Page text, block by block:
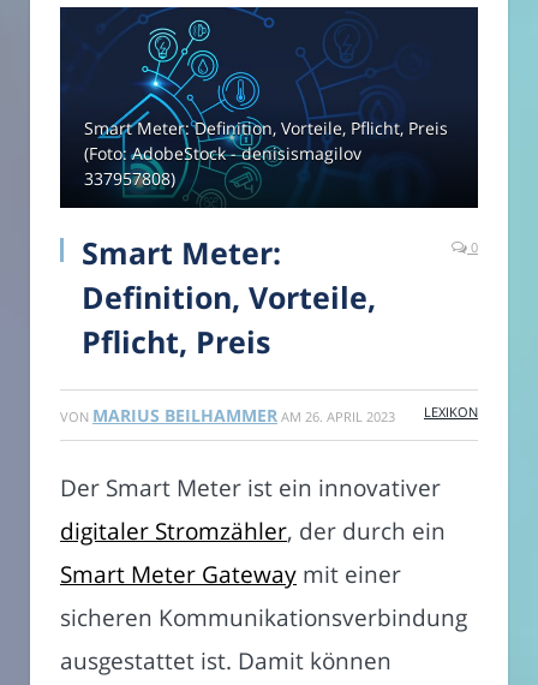
Smart Meter: Definition, Vorteile, Pflicht, Preis
(Foto: AdobeStock - denisismagilov
337957808)
Smart Meter:
Definition, Vorteile,
Pflicht, Preis
0
VON MARIUS BEILHAMMER AM 26. APRIL 2023 LEXIKON
Der Smart Meter ist ein innovativer
digitaler Stromzähler, der durch ein
Smart Meter Gateway mit einer
sicheren Kommunikationsverbindung
ausgestattet ist. Damit können